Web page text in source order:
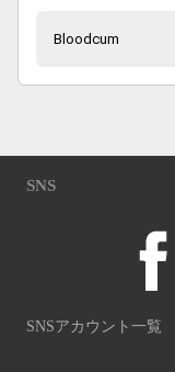
Bloodcum
SNS
SNSアカウント一覧